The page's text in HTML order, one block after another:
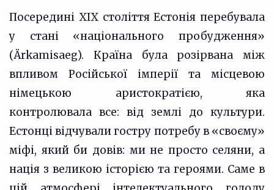
Посередині XIX століття Естонія перебувала
у стані «національного пробудження»
(Ärkamisaeg). Країна була розірвана між
впливом Російської імперії та місцевою
німецькою аристократією, яка
контролювала все: від землі до культури.
Естонці відчували гостру потребу в «своєму»
міфі, який би довів: ми не просто селяни, а
нація з великою історією та героями. Саме в